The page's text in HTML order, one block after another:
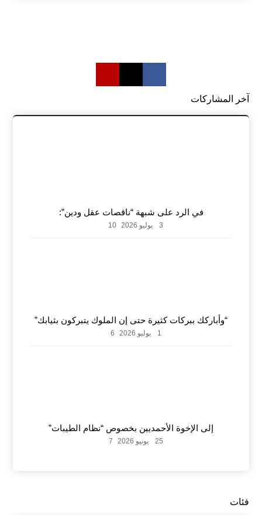
آخر المشاركات
في الرد على شبهة “ناقصات عقل ودين”:
3 يوليو 2026 10
“وأباركك ببركات كثيرة حتى إن الملوك يتبركون بثيابك”
1 يوليو 2026 6
إلى الإخوة الأحمديين بخصوص “نظام الطيبات”
25 يونيو 2026 7
فئات